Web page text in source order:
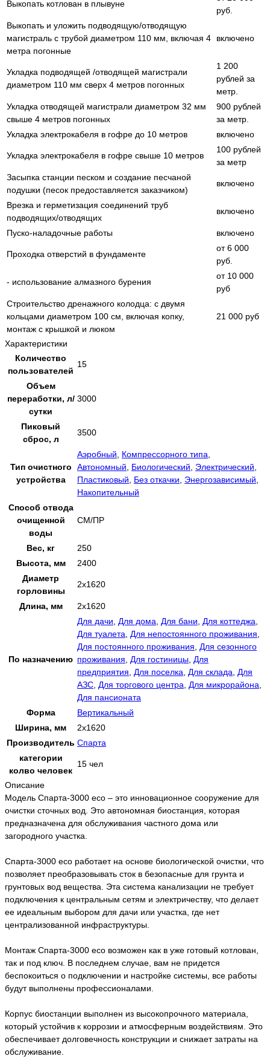
Выкопать котлован в плывуне
руб.
Выкопать и уложить подводящую/отводящую
магистраль с трубой диаметром 110 мм, включая 4
метра погонные
включено
Укладка подводящей /отводящей магистрали
диаметром 110 мм сверх 4 метров погонных
1 200
рублей за
метр.
Укладка отводящей магистрали диаметром 32 мм
свыше 4 метров погонных
900 рублей
за метр.
Укладка электрокабеля в гофре до 10 метров
включено
Укладка электрокабеля в гофре свыше 10 метров
100 рублей
за метр
Засыпка станции песком и создание песчаной
подушки (песок предоставляется заказчиком)
включено
Врезка и герметизация соединений труб
подводящих/отводящих
включено
Пуско-наладочные работы включено
Проходка отверстий в фундаменте
от 6 000
руб.
- использование алмазного бурения
от 10 000
руб
Строительство дренажного колодца: с двумя
кольцами диаметром 100 см, включая копку,
монтаж с крышкой и люком
21 000 руб
Характеристики
Количество
пользователей
15
Объем
переработки, л/
сутки
3000
Пиковый
сброс, л
3500
Тип очистного
устройства
Аэробный Компрессорного типа
Автономный
Биологический Электрический
Пластиковый
Без откачки Энергозависимый
Накопительный
Способ отвода
очищенной
воды
СМ/ПР
Вес, кг
250
Высота, мм
2400
Диаметр
горловины
2х1620
Длина, мм 2х1620
По назначению
Для дачи Для дома Для бани Для коттеджа
Для туалета
Для непостоянного проживания
Для постоянного проживания
Для сезонного
проживания
Для гостиницы Для
предприятия
Для поселка Для склада
Для
АЗС Для торгового центра Для микрорайона
Для пансионата
Форма
Вертикальный
Ширина, мм
2х1620
Производитель Спарта
категории
колво человек
15 чел
Описание
Модель Спарта-3000 eco – это инновационное сооружение для
очистки сточных вод. Это автономная биостанция, которая
предназначена для обслуживания частного дома или
загородного участка.
Спарта-3000 eco работает на основе биологической очистки, что
позволяет преобразовывать сток в безопасные для грунта и
грунтовых вод вещества. Эта система канализации не требует
подключения к центральным сетям и электричеству, что делает
ее идеальным выбором для дачи или участка, где нет
централизованной инфраструктуры.
Монтаж Спарта-3000 eco возможен как в уже готовый котлован,
так и под ключ. В последнем случае, вам не придется
беспокоиться о подключении и настройке системы, все работы
будут выполнены профессионалами.
Корпус биостанции выполнен из высокопрочного материала,
который устойчив к коррозии и атмосферным воздействиям. Это
обеспечивает долговечность конструкции и снижает затраты на
обслуживание.